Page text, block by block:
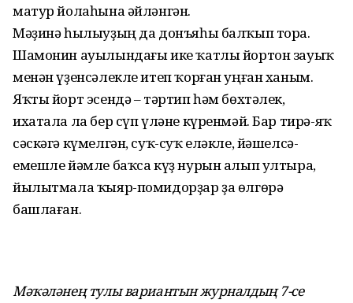
матур йолаһына әйләнгән.
Мәҙинә һылыуҙың да донъяһы балҡып тора.
Шамонин ауылындағы ике ҡатлы йортон зауыҡ
менән үҙенсәлекле итеп ҡорған уңған ханым.
Яҡты йорт эсендә – тәртип һәм бөхтәлек,
ихатала ла бер сүп үләне күренмәй. Бар тирә-яҡ
сәскәгә күмелгән, суҡ-суҡ еләкле, йәшелсә-
емешле йәмле баҡса күҙ нурын алып ултыра,
йылытмала ҡыяр-помидорҙар ҙа өлгөрә
башлаған.
Мәҡәләнең тулы вариантын журналдың 7-се